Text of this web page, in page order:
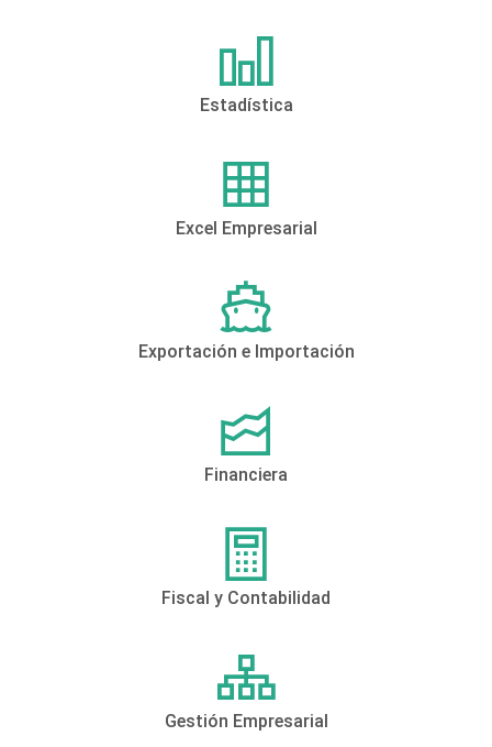
Estadística
Excel Empresarial
Exportación e Importación
Financiera
Fiscal y Contabilidad
Gestión Empresarial